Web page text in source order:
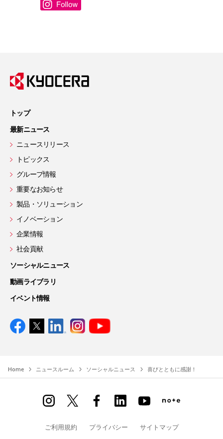
トップ
最新ニュース
ニュースリリース
トピックス
グループ情報
重要なお知らせ
製品・ソリューション
イノベーション
企業情報
社会貢献
ソーシャルニュース
動画ライブラリ
イベント情報
Home ニュースルーム ソーシャルニュース 喜びとともに感謝！
ご利用規約 プライバシー サイトマップ